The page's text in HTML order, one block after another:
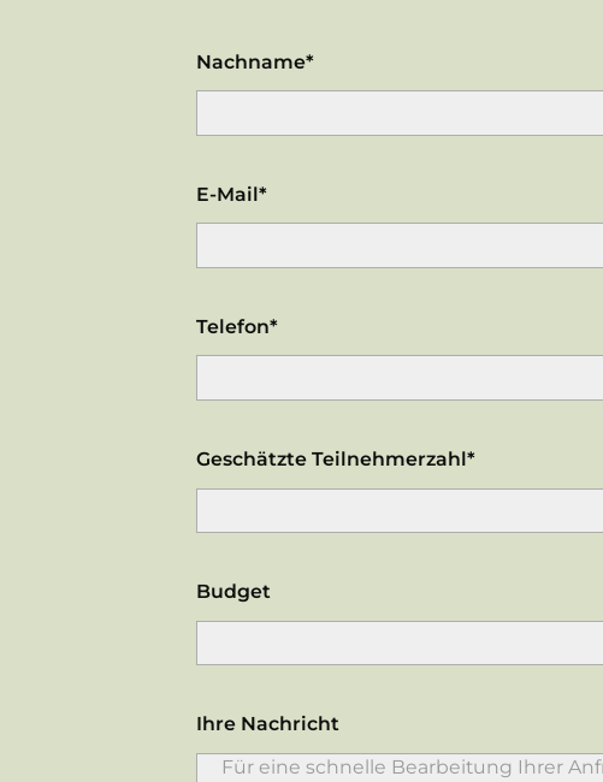
Nachname*
E-Mail*
Telefon*
Geschätzte Teilnehmerzahl*
Budget
Ihre Nachricht